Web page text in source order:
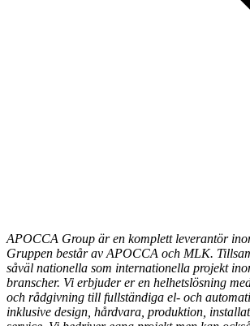
APOCCA Group är en komplett leverantör
Gruppen består av APOCCA och MLK.
såväl nationella som internationella projekt
branscher. Vi erbjuder er en helhetslösning
och rådgivning till fullständiga el- och
inklusive design, hårdvara, produktion,